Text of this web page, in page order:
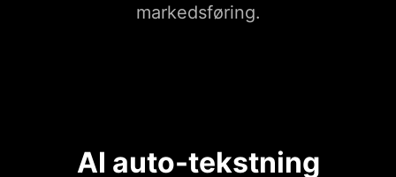
markedsføring.
AI auto-tekstning